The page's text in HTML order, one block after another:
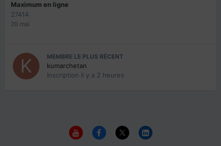
Maximum en ligne
27414
20 mai
MEMBRE LE PLUS RÉCENT
kumarchetan
Inscription il y a 2 heures